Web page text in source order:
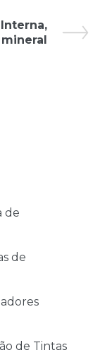
de
de
de Tintas